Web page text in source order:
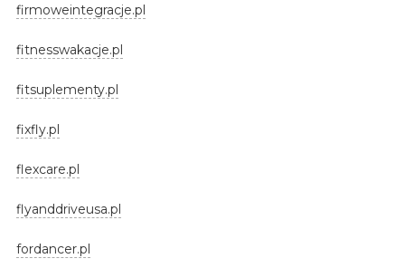
firmoweintegracje.pl
fitnesswakacje.pl
fitsuplementy.pl
fixfly.pl
flexcare.pl
flyanddriveusa.pl
fordancer.pl